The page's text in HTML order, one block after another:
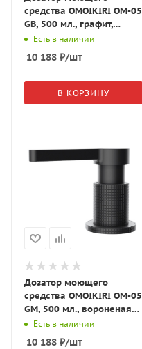
средства OMOIKIRI OM-05
GB, 500 мл., графит,
4995054
Есть в наличии
10 188 ₽/шт
В КОРЗИНУ
Дозатор моющего
средства OMOIKIRI OM-05
GM, 500 мл., вороненая
сталь, 4995080
Есть в наличии
10 188 ₽/шт